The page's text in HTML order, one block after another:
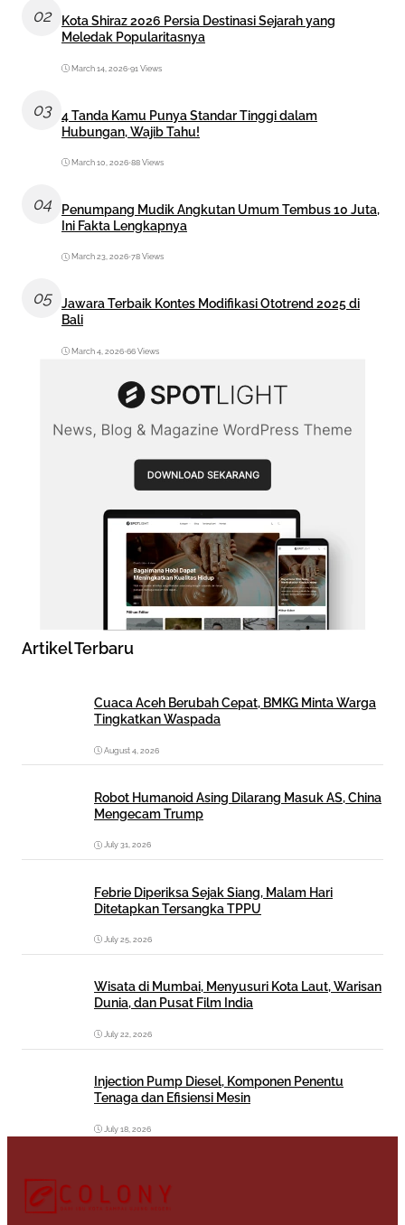
02
Kota Shiraz 2026 Persia Destinasi Sejarah yang
Meledak Popularitasnya
March 14, 2026•91 Views
03
4 Tanda Kamu Punya Standar Tinggi dalam
Hubungan, Wajib Tahu!
March 10, 2026•88 Views
04
Penumpang Mudik Angkutan Umum Tembus 10 Juta,
Ini Fakta Lengkapnya
March 23, 2026•78 Views
05
Jawara Terbaik Kontes Modifikasi Ototrend 2025 di
Bali
March 4, 2026•66 Views
Artikel Terbaru
Cuaca Aceh Berubah Cepat, BMKG Minta Warga
Tingkatkan Waspada
August 4, 2026
Robot Humanoid Asing Dilarang Masuk AS, China
Mengecam Trump
July 31, 2026
Febrie Diperiksa Sejak Siang, Malam Hari
Ditetapkan Tersangka TPPU
July 25, 2026
Wisata di Mumbai, Menyusuri Kota Laut, Warisan
Dunia, dan Pusat Film India
July 22, 2026
Injection Pump Diesel, Komponen Penentu
Tenaga dan Efisiensi Mesin
July 18, 2026